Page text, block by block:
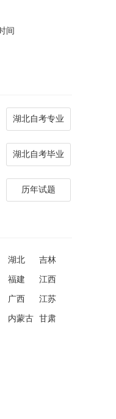
间
湖北自考专业
湖北自考毕业
历年试题
湖北 吉林
福建 江西
广西 江苏
内蒙古 甘肃